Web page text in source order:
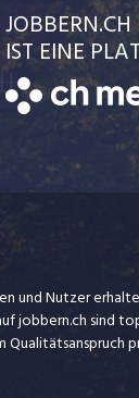
JOBBERN.CH
IST EINE
und Nutzer
jobbern.ch sind
Qualitätsanspruch